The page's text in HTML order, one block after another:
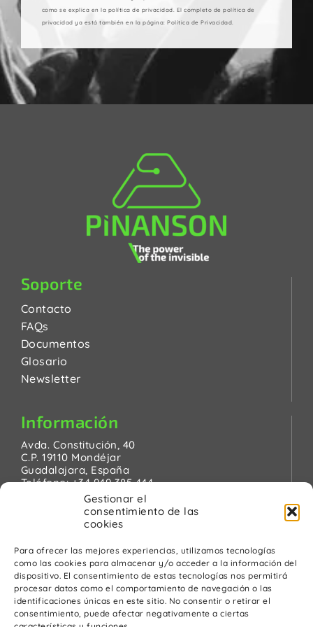
Gestionar el
consentimiento de las
cookies
Para ofrecer las mejores experiencias, utilizamos tecnologías
como las cookies para almacenar y/o acceder a la información del
dispositivo. El consentimiento de estas tecnologías nos permitirá
procesar datos como el comportamiento de navegación o las
identificaciones únicas en este sitio. No consentir o retirar el
consentimiento, puede afectar negativamente a ciertas
como se explica en la política de privacidad. El completo de política de
privacidad ya está también en la página: Política de Privacidad.
Soporte
Contacto
FAQs
Documentos
Glosario
Newsletter
Información
Avda. Constitución, 40
C.P. 19110 Mondéjar
Guadalajara, España
Teléfono:+34 949 385 444
pinanson@pinanson.eu
Legal
Política de Privacidad
Advertencia Legal
Política de cookies